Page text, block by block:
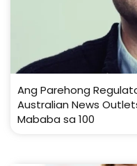
Ang Parehong
Australian News
Mababa sa 100